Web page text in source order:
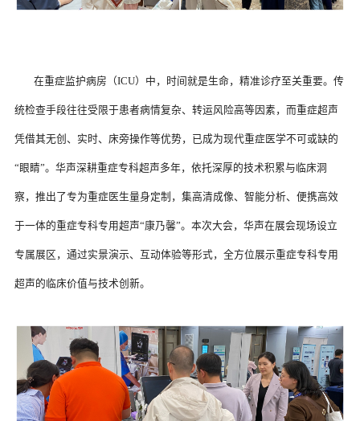
统检查手段往往受限于患者病情复杂、转运风险高等因素，而重症超声
凭借其无创、实时、床旁操作等优势，已成为现代重症医学不可或缺的
“眼睛”。华声深耕重症专科超声多年，依托深厚的技术积累与临床洞
察，推出了专为重症医生量身定制，集高清成像、智能分析、便携高效
于一体的重症专科专用超声“康乃馨”。本次大会，华声在展会现场设立
专属展区，通过实景演示、互动体验等形式，全方位展示重症专科专用